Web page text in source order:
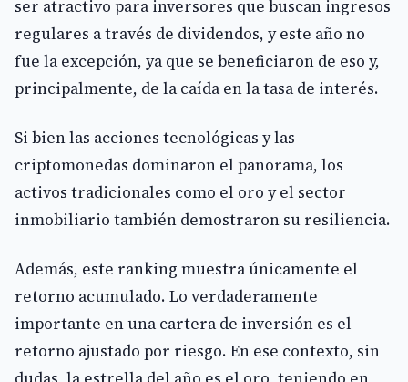
ser atractivo para inversores que buscan ingresos
regulares a través de dividendos, y este año no
fue la excepción, ya que se beneficiaron de eso y,
principalmente, de la caída en la tasa de interés.
Si bien las acciones tecnológicas y las
criptomonedas dominaron el panorama, los
activos tradicionales como el oro y el sector
inmobiliario también demostraron su resiliencia.
Además, este ranking muestra únicamente el
retorno acumulado. Lo verdaderamente
importante en una cartera de inversión es el
retorno ajustado por riesgo. En ese contexto, sin